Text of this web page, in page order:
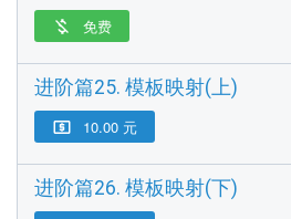
 免费
进阶篇25. 模板映射(上)
 10.00 元
进阶篇26. 模板映射(下)